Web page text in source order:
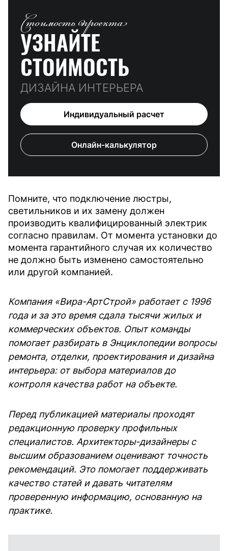
Стоимость проекта
УЗНАЙТЕ
СТОИМОСТЬ
ДИЗАЙНА ИНТЕРЬЕРА
Индивидуальный расчет
Онлайн-калькулятор
Помните, что подключение люстры,
светильников и их замену должен
производить квалифицированный электрик
согласно правилам. От момента установки до
момента гарантийного случая их количество
не должно быть изменено самостоятельно
или другой компанией.
Компания «Вира-АртСтрой» работает с 1996
года и за это время сдала тысячи жилых и
коммерческих объектов. Опыт команды
помогает разбирать в Энциклопедии вопросы
ремонта, отделки, проектирования и дизайна
интерьера: от выбора материалов до
контроля качества работ на объекте.
Перед публикацией материалы проходят
редакционную проверку профильных
специалистов. Архитекторы-дизайнеры с
высшим образованием оценивают точность
рекомендаций. Это помогает поддерживать
качество статей и давать читателям
проверенную информацию, основанную на
практике.